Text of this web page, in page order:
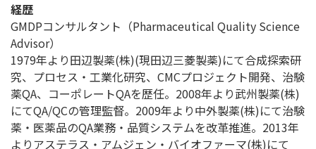
経歴
GMDPコンサルタント（Pharmaceutical Quality Science
Advisor）
1979年より田辺製薬(株)(現田辺三菱製薬)にて合成探索研
究、プロセス・工業化研究、CMCプロジェクト開発、治験
薬QA、コーポレートQAを歴任。2008年より武州製薬(株)
にてQA/QCの管理監督。2009年より中外製薬(株)にて治験
薬・医薬品のQA業務・品質システムを改革推進。2013年
よりアステラス・アムジェン・バイオファーマ(株)にて